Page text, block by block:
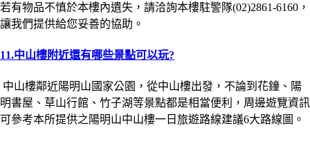
若有物品不慎於本樓內遺失，請洽詢本樓駐警隊(02)2861-6160，
讓我們提供給您妥善的協助。
11.中山樓附近還有哪些景點可以玩?
中山樓鄰近陽明山國家公園，從中山樓出發，不論到花鐘、陽
明書屋、草山行館、竹子湖等景點都是相當便利，周邊遊覽資訊
可參考本所提供之陽明山中山樓一日旅遊路線建議6大路線圖。